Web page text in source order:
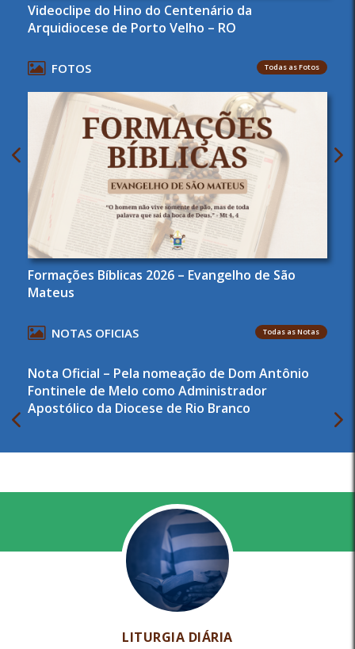
Videoclipe do Hino do Centenário da
Arquidiocese de Porto Velho – RO
FOTOS Todas as Fotos
Formações Bíblicas 2026 – Evangelho de São
Mateus
NOTAS OFICIAS Todas as Notas
Nota Oficial – Pela nomeação de Dom Antônio
Fontinele de Melo como Administrador
Apostólico da Diocese de Rio Branco
LITURGIA DIÁRIA